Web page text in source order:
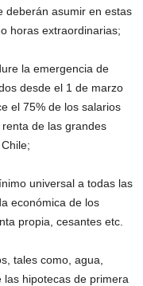
deberán asumir en estas
horas extraordinarias;
la emergencia de
desde el 1 de marzo
el 75% de los salarios
de las grandes
universal a todas las
económica de los
propia, cesantes etc.
tales como, agua,
hipotecas de primera